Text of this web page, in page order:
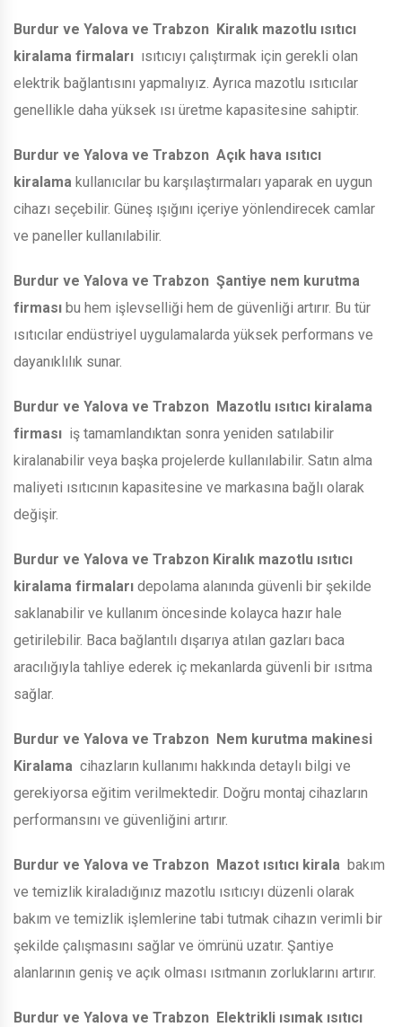
Burdur ve Yalova ve Trabzon Kiralık mazotlu ısıtıcı
kiralama firmaları ısıtıcıyı çalıştırmak için gerekli olan
elektrik bağlantısını yapmalıyız. Ayrıca mazotlu ısıtıcılar
genellikle daha yüksek ısı üretme kapasitesine sahiptir.
Burdur ve Yalova ve Trabzon Açık hava ısıtıcı
kiralama kullanıcılar bu karşılaştırmaları yaparak en uygun
cihazı seçebilir. Güneş ışığını içeriye yönlendirecek camlar
ve paneller kullanılabilir.
Burdur ve Yalova ve Trabzon Şantiye nem kurutma
firması bu hem işlevselliği hem de güvenliği artırır. Bu tür
ısıtıcılar endüstriyel uygulamalarda yüksek performans ve
dayanıklılık sunar.
Burdur ve Yalova ve Trabzon Mazotlu ısıtıcı kiralama
firması iş tamamlandıktan sonra yeniden satılabilir
kiralanabilir veya başka projelerde kullanılabilir. Satın alma
maliyeti ısıtıcının kapasitesine ve markasına bağlı olarak
değişir.
Burdur ve Yalova ve Trabzon Kiralık mazotlu ısıtıcı
kiralama firmaları depolama alanında güvenli bir şekilde
saklanabilir ve kullanım öncesinde kolayca hazır hale
getirilebilir. Baca bağlantılı dışarıya atılan gazları baca
aracılığıyla tahliye ederek iç mekanlarda güvenli bir ısıtma
sağlar.
Burdur ve Yalova ve Trabzon Nem kurutma makinesi
Kiralama cihazların kullanımı hakkında detaylı bilgi ve
gerekiyorsa eğitim verilmektedir. Doğru montaj cihazların
performansını ve güvenliğini artırır.
Burdur ve Yalova ve Trabzon Mazot ısıtıcı kirala bakım
ve temizlik kiraladığınız mazotlu ısıtıcıyı düzenli olarak
bakım ve temizlik işlemlerine tabi tutmak cihazın verimli bir
şekilde çalışmasını sağlar ve ömrünü uzatır. Şantiye
alanlarının geniş ve açık olması ısıtmanın zorluklarını artırır.
Burdur ve Yalova ve Trabzon Elektrikli ısımak ısıtıcı